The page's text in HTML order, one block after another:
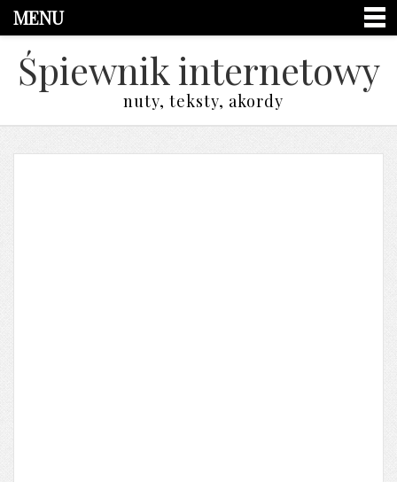
MENU
Śpiewnik internetowy
nuty, teksty, akordy